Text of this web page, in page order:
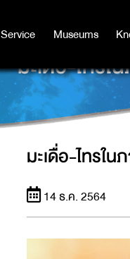
Service Museums
Service Museums
มะเดื่อ-ไทรใ
มะเดื่อ-ไทรใ
14 ธ.ค. 2564